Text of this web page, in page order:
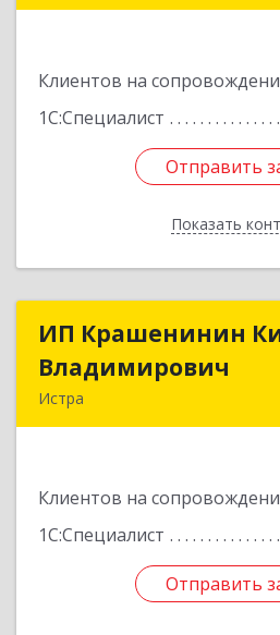
Клиентов на
1С:Специалист
Отправить
Показать
Отправить
Назад
ИП Крашенинин
Владимирович
Истра
Клиентов на
1С:Специалист
Отправить
ИП
Отправить